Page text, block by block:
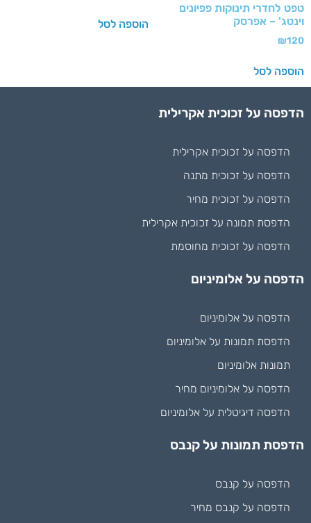
טפט לחדרי תינוקות פפיונים
וינטג' – אפרסק
₪120
הוספה לסל
הוספה לסל
הדפסה על זכוכית אקרילית
הדפסה על זכוכית אקרילית
הדפסה על זכוכית מתנה
הדפסה על זכוכית מחיר
הדפסת תמונה על זכוכית אקרילית
הדפסה על זכוכית מחוסמת
הדפסה על אלומיניום
הדפסה על אלומיניום
הדפסת תמונות על אלומיניום
תמונות אלומיניום
הדפסה על אלומיניום מחיר
הדפסה דיגיטלית על אלומיניום
הדפסת תמונות על קנבס
הדפסה על קנבס
הדפסה על קנבס מחיר